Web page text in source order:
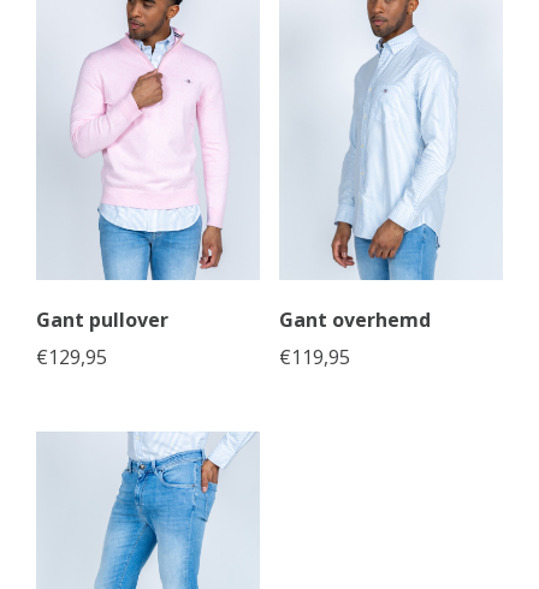
Gant pullover
€129,95
Gant overhemd
€119,95